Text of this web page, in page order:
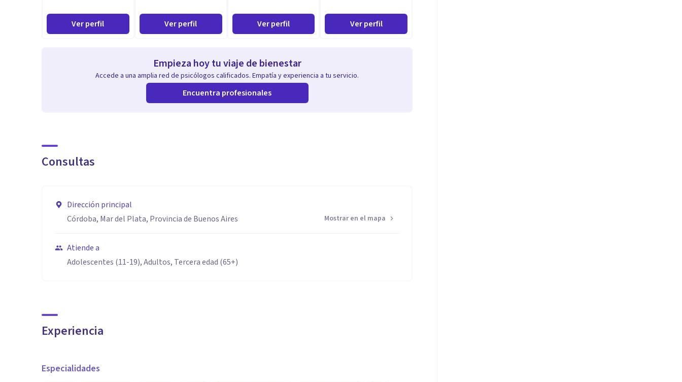
Ver perfil Ver perfil Ver perfil Ver perfil
Empieza hoy tu viaje de bienestar
Accede a una amplia red de psicólogos calificados. Empatía y experiencia a tu servicio.
Encuentra profesionales
Consultas
Dirección principal
Córdoba, Mar del Plata, Provincia de Buenos Aires
Mostrar en el mapa
Atiende a
Adolescentes (11-19), Adultos, Tercera edad (65+)
Experiencia
Especialidades